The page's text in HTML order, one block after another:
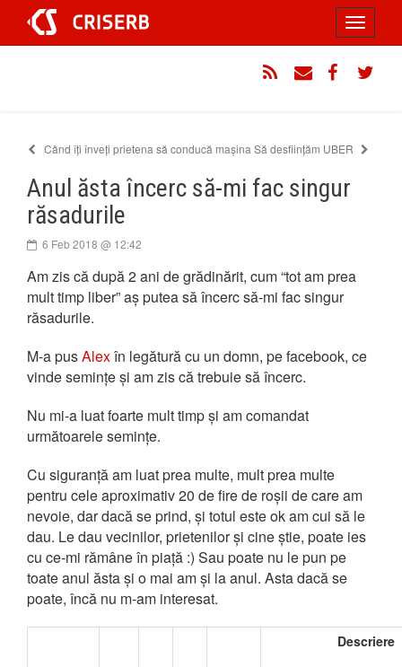
conținut
Toggle
Când îți înveți prietena să conducă mașina Să desființăm UBER
Anul ăsta încerc să-mi fac singur
răsadurile
6 Feb 2018 @ 12:42
Am zis că după 2 ani de grădinărit, cum “tot am prea
mult timp liber” aș putea să încerc să-mi fac singur
răsadurile.
M-a pusAlexîn legătură cu un domn, pe facebook, ce
vinde semințe și am zis că trebuie să încerc.
Nu mi-a luat foarte mult timp și am comandat
următoarele semințe.
Cu siguranță am luat prea multe, mult prea multe
pentru cele aproximativ 20 de fire de roșii de care am
nevoie, dar dacă se prind, și totul este ok am cui să le
dau. Le dau vecinilor, prietenilor și cine știe, poate ies
cu ce-mi rămâne în piață :) Sau poate nu le pun pe
toate anul ăsta și o mai am și la anul. Asta dacă se
poate, încă nu m-am interesat.
Descriere